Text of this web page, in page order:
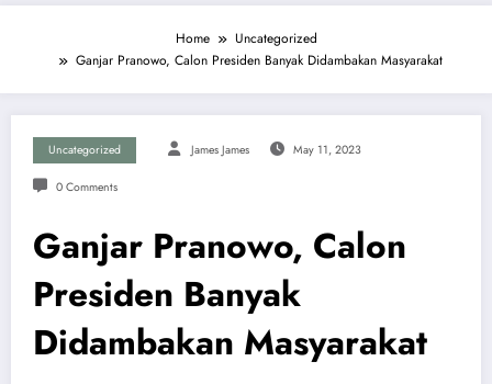
Home
Uncategorized
Ganjar Pranowo, Calon Presiden Banyak Didambakan Masyarakat
Uncategorized James James May 11, 2023
0 Comments
Ganjar Pranowo, Calon
Presiden Banyak
Didambakan Masyarakat